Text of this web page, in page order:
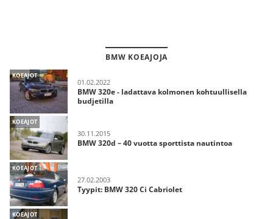
BMW KOEAJOJA
KOEAJOT
01.02.2022
BMW 320e - ladattava kolmonen kohtuullisella
budjetilla
KOEAJOT
30.11.2015
BMW 320d – 40 vuotta sporttista nautintoa
KOEAJOT
27.02.2003
Tyypit: BMW 320 Ci Cabriolet
KOEAJOT